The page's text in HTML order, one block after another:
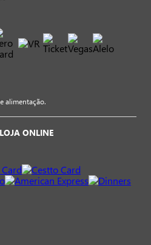
alimentação.
ONLINE